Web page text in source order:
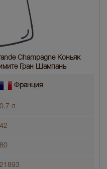
Champagne Коньяк
Гран Шампань
Франция
0.7 л
42
80
21893